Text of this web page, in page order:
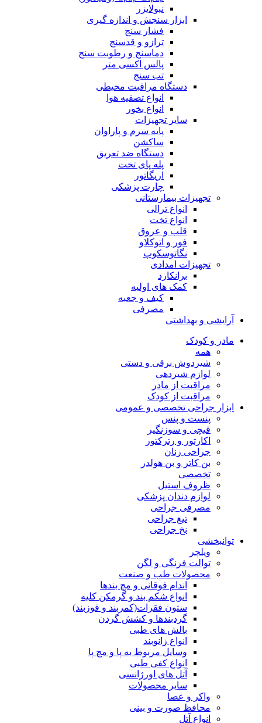
نبولایزر
ابزار سنجش و اندازه گیری
فشار سنج
ترازو و قدسنج
دماسنج و رطوبت سنج
پالس اکسی متر
تب سنج
دستگاه مراقبت محیطی
انواع تصفیه هوا
انواع بخور
سایر تجهیزات
پایه سرم و پاراوان
ساکشن
دستگاه ضد تعریق
پله پای تخت
اریگاتور
چارت پزشکی
تجهیزات بیمارستانی
انواع ترالی
انواع تخت
قلب و عروق
فور و اتوکلاو
نگاتوسکوپ
تجهیزات امدادی
برانکارد
کمک های اولیه
کیف و جعبه
مصرفی
آرایشی و بهداشتی
مادر و کودک
همه
شیردوش برقی و دستی
لوازم شیردهی
مراقبت از مادر
مراقبت از کودک
ابزار جراحی تخصصی و عمومی
پنست و پنس
قیچی و سوزنگیر
اکارتور و رترکتور
جراحی زنان
بن کاتر و بن هولدر
تخصصی
ظروف استیل
لوازم دندان پزشکی
مصرفی جراحی
تیغ جراحی
نخ جراحی
توانبخشی
ویلچر
توالت فرنگی و لگن
محصولات طب و صنعت
اندام فوقانی و مچ بندها
انواع شکم بند و گرمکن کلیه
ستون فقرات(کمربند و قوزبند)
گردبندها و کشش گردن
بالش های طبی
انواع زانوبند
وسایل مربوط به پا و مچ پا
انواع کفی طبی
آتل های اورژانسی
سایر محصولات
واکر و عصا
محافظ صورت و بینی
انواع آتل